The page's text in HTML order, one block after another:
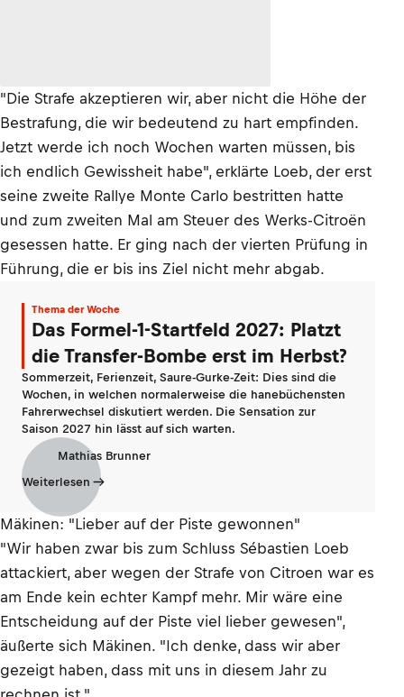
"Die Strafe akzeptieren wir, aber nicht die Höhe der
Bestrafung, die wir bedeutend zu hart empfinden.
Jetzt werde ich noch Wochen warten müssen, bis
ich endlich Gewissheit habe", erklärte Loeb, der erst
seine zweite Rallye Monte Carlo bestritten hatte
und zum zweiten Mal am Steuer des Werks-Citroën
gesessen hatte. Er ging nach der vierten Prüfung in
Führung, die er bis ins Ziel nicht mehr abgab.
Thema der Woche
Das Formel-1-Startfeld 2027: Platzt
die Transfer-Bombe erst im Herbst?
Sommerzeit, Ferienzeit, Saure-Gurke-Zeit: Dies sind die
Wochen, in welchen normalerweise die hanebüchensten
Fahrerwechsel diskutiert werden. Die Sensation zur
Saison 2027 hin lässt auf sich warten.
Mathias Brunner
Weiterlesen
Mäkinen: "Lieber auf der Piste gewonnen"
"Wir haben zwar bis zum Schluss Sébastien Loeb
attackiert, aber wegen der Strafe von Citroen war es
am Ende kein echter Kampf mehr. Mir wäre eine
Entscheidung auf der Piste viel lieber gewesen",
äußerte sich Mäkinen. "Ich denke, dass wir aber
gezeigt haben, dass mit uns in diesem Jahr zu